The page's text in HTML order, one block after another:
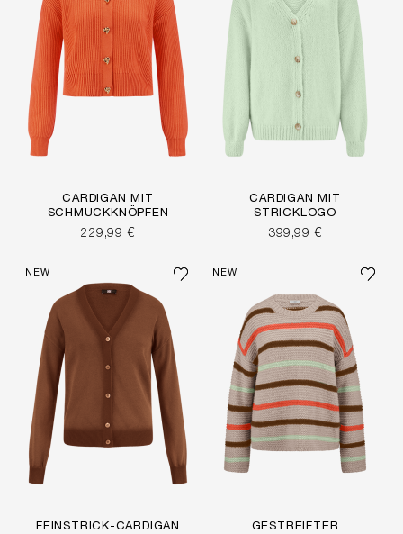
CARDIGAN MIT
SCHMUCKKNÖPFEN
229,99 €
CARDIGAN MIT
STRICKLOGO
399,99 €
NEW
FEINSTRICK-CARDIGAN
NEW
GESTREIFTER